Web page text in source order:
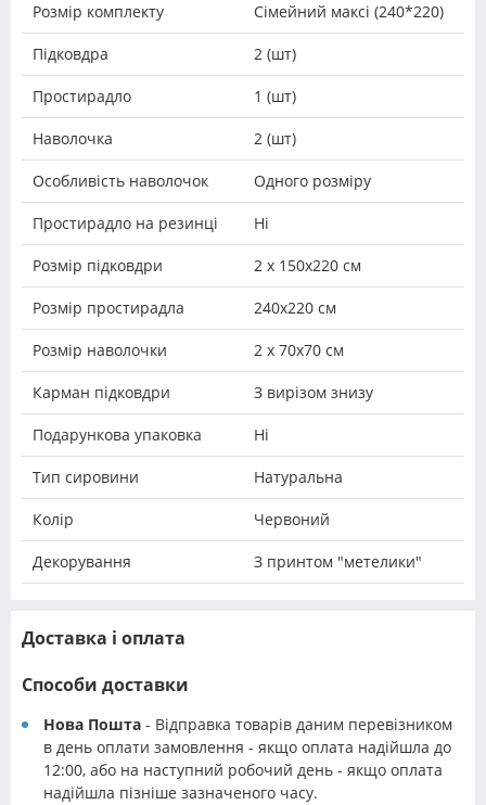
Розмір комплекту Сімейний максі (240*220)
Підковдра 2 (шт)
Простирадло 1 (шт)
Наволочка 2 (шт)
Особливість наволочок Одного розміру
Простирадло на резинці Ні
Розмір підковдри 2 х 150х220 см
Розмір простирадла 240х220 см
Розмір наволочки 2 х 70х70 см
Карман підковдри З вирізом знизу
Подарункова упаковка Ні
Тип сировини Натуральна
Колір Червоний
Декорування З принтом "метелики"
Доставка і оплата
Способи доставки
Нова Пошта - Відправка товарів даним перевізником
в день оплати замовлення - якщо оплата надійшла до
12:00, або на наступний робочий день - якщо оплата
надійшла пізніше зазначеного часу.